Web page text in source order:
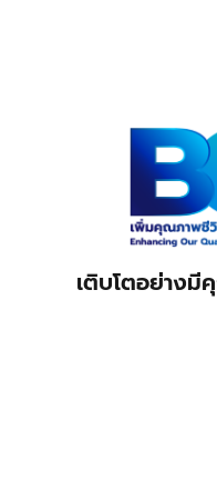
เติบโตอย่าง